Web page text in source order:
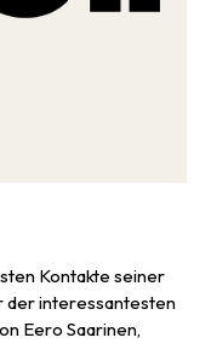
Kontakte seiner
der interessantesten
Eero Saarinen,